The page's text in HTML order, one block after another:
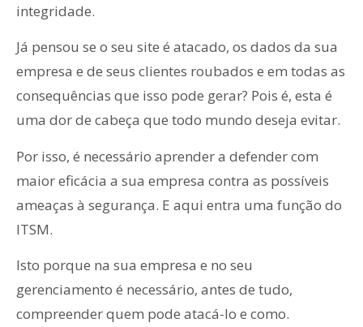
integridade.
Já pensou se o seu site é atacado, os dados da sua
empresa e de seus clientes roubados e em todas as
consequências que isso pode gerar? Pois é, esta é
uma dor de cabeça que todo mundo deseja evitar.
Por isso, é necessário aprender a defender com
maior eficácia a sua empresa contra as possíveis
ameaças à segurança. E aqui entra uma função do
ITSM.
Isto porque na sua empresa e no seu
gerenciamento é necessário, antes de tudo,
compreender quem pode atacá-lo e como.